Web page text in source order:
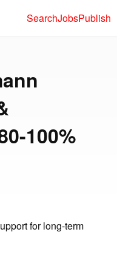
SearchJobsPublish
100%
for long-term